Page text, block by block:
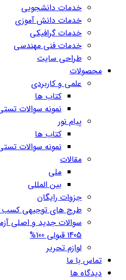
خدمات دانشجویی
خدمات دانش آموزی
خدمات گرافیکی
خدمات فنی مهندسی
طراحی سایت
محصولات
علمی و کاربردی
کتاب ها
نمونه سوالات
پیام نور
کتاب ها
نمونه سوالات
مقالات
ملی
بین المللی
جزوات رایگان
طرح های توجیهی کسب
سوالات جدید و اصلی
1405 قبولی 100%
لوازم تحریر
تماس با ما
دیدگاه ها